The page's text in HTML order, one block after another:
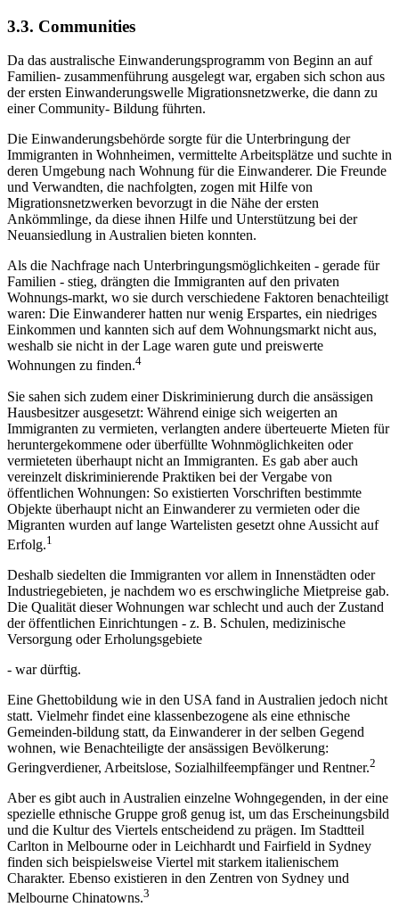
3.3. Communities
Da das australische Einwanderungsprogramm von Beginn an auf
Familien- zusammenführung ausgelegt war, ergaben sich schon aus
der ersten Einwanderungswelle Migrationsnetzwerke, die dann zu
einer Community- Bildung führten.
Die Einwanderungsbehörde sorgte für die Unterbringung der
Immigranten in Wohnheimen, vermittelte Arbeitsplätze und suchte in
deren Umgebung nach Wohnung für die Einwanderer. Die Freunde
und Verwandten, die nachfolgten, zogen mit Hilfe von
Migrationsnetzwerken bevorzugt in die Nähe der ersten
Ankömmlinge, da diese ihnen Hilfe und Unterstützung bei der
Neuansiedlung in Australien bieten konnten.
Als die Nachfrage nach Unterbringungsmöglichkeiten - gerade für
Familien - stieg, drängten die Immigranten auf den privaten
Wohnungs-markt, wo sie durch verschiedene Faktoren benachteiligt
waren: Die Einwanderer hatten nur wenig Erspartes, ein niedriges
Einkommen und kannten sich auf dem Wohnungsmarkt nicht aus,
weshalb sie nicht in der Lage waren gute und preiswerte
Wohnungen zu finden.4
Sie sahen sich zudem einer Diskriminierung durch die ansässigen
Hausbesitzer ausgesetzt: Während einige sich weigerten an
Immigranten zu vermieten, verlangten andere überteuerte Mieten für
heruntergekommene oder überfüllte Wohnmöglichkeiten oder
vermieteten überhaupt nicht an Immigranten. Es gab aber auch
vereinzelt diskriminierende Praktiken bei der Vergabe von
öffentlichen Wohnungen: So existierten Vorschriften bestimmte
Objekte überhaupt nicht an Einwanderer zu vermieten oder die
Migranten wurden auf lange Wartelisten gesetzt ohne Aussicht auf
Erfolg.1
Deshalb siedelten die Immigranten vor allem in Innenstädten oder
Industriegebieten, je nachdem wo es erschwingliche Mietpreise gab.
Die Qualität dieser Wohnungen war schlecht und auch der Zustand
der öffentlichen Einrichtungen - z. B. Schulen, medizinische
Versorgung oder Erholungsgebiete
- war dürftig.
Eine Ghettobildung wie in den USA fand in Australien jedoch nicht
statt. Vielmehr findet eine klassenbezogene als eine ethnische
Gemeinden-bildung statt, da Einwanderer in der selben Gegend
wohnen, wie Benachteiligte der ansässigen Bevölkerung:
Geringverdiener, Arbeitslose, Sozialhilfeempfänger und Rentner.2
Aber es gibt auch in Australien einzelne Wohngegenden, in der eine
spezielle ethnische Gruppe groß genug ist, um das Erscheinungsbild
und die Kultur des Viertels entscheidend zu prägen. Im Stadtteil
Carlton in Melbourne oder in Leichhardt und Fairfield in Sydney
finden sich beispielsweise Viertel mit starkem italienischem
Charakter. Ebenso existieren in den Zentren von Sydney und
Melbourne Chinatowns.3